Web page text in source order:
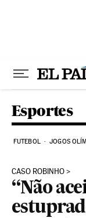
Esportes
FUTEBOL JOGOS
CASO ROBINHO
“Não